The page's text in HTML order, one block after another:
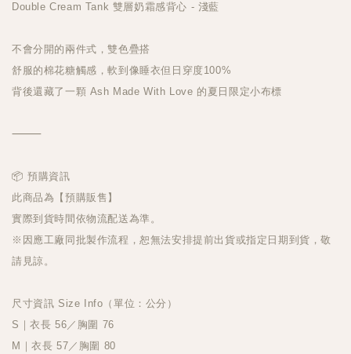
Double Cream Tank 雙層奶霜感背心 - 淺藍
不會分開的兩件式，雙色疊搭
舒服的棉花糖觸感，軟到像睡衣但日穿度100%
背後還藏了一顆 Ash Made With Love 的夏日限定小布標
⸻
📦 預購資訊
此商品為【預購販售】
實際到貨時間依物流配送為準。
※因應工廠同批製作流程，恕無法安排提前出貨或指定日期到貨，敬
請見諒。
尺寸資訊 Size Info（單位：公分）
S｜衣長 56／胸圍 76
M｜衣長 57／胸圍 80